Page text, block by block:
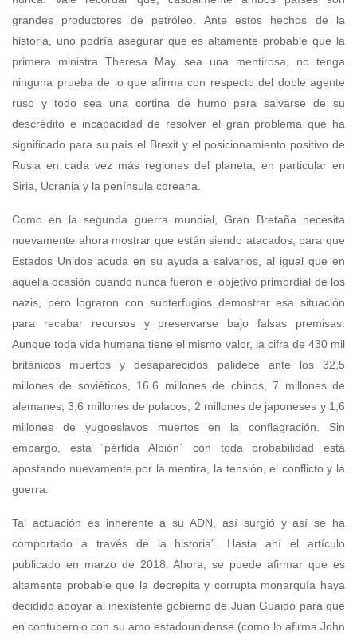
grandes productores de petróleo. Ante estos hechos de la
historia, uno podría asegurar que es altamente probable que la
primera ministra Theresa May sea una mentirosa, no tenga
ninguna prueba de lo que afirma con respecto del doble agente
ruso y todo sea una cortina de humo para salvarse de su
descrédito e incapacidad de resolver el gran problema que ha
significado para su país el Brexit y el posicionamiento positivo de
Rusia en cada vez más regiones del planeta, en particular en
Siria, Ucrania y la península coreana.
Como en la segunda guerra mundial, Gran Bretaña necesita
nuevamente ahora mostrar que están siendo atacados, para que
Estados Unidos acuda en su ayuda a salvarlos, al igual que en
aquella ocasión cuando nunca fueron el objetivo primordial de los
nazis, pero lograron con subterfugios demostrar esa situación
para recabar recursos y preservarse bajo falsas premisas.
Aunque toda vida humana tiene el mismo valor, la cifra de 430 mil
británicos muertos y desaparecidos palidece ante los 32,5
millones de soviéticos, 16.6 millones de chinos, 7 millones de
alemanes, 3,6 millones de polacos, 2 millones de japoneses y 1,6
millones de yugoeslavos muertos en la conflagración. Sin
embargo, esta ´pérfida Albión` con toda probabilidad está
apostando nuevamente por la mentira, la tensión, el conflicto y la
guerra.
Tal actuación es inherente a su ADN, así surgió y así se ha
comportado a través de la historia”. Hasta ahí el artículo
publicado en marzo de 2018. Ahora, se puede afirmar que es
altamente probable que la decrepita y corrupta monarquía haya
decidido apoyar al inexistente gobierno de Juan Guaidó para que
en contubernio con su amo estadounidense (como lo afirma John